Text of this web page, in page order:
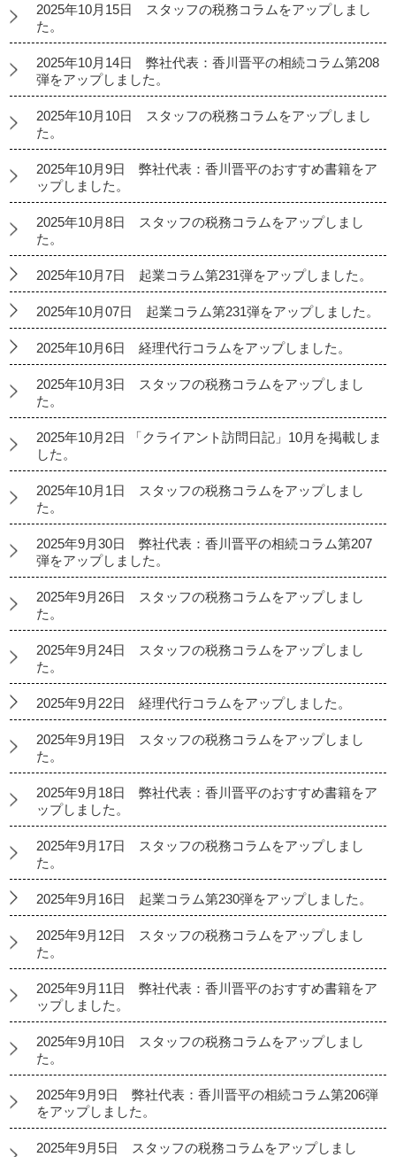
2025年10月15日 スタッフの税務コラムをアップしまし
た。
2025年10月14日 弊社代表：香川晋平の相続コラム第208
弾をアップしました。
2025年10月10日 スタッフの税務コラムをアップしまし
た。
2025年10月9日 弊社代表：香川晋平のおすすめ書籍をア
ップしました。
2025年10月8日 スタッフの税務コラムをアップしまし
た。
2025年10月7日 起業コラム第231弾をアップしました。
2025年10月07日 起業コラム第231弾をアップしました。
2025年10月6日 経理代行コラムをアップしました。
2025年10月3日 スタッフの税務コラムをアップしまし
た。
2025年10月2日 「クライアント訪問日記」10月を掲載しま
した。
2025年10月1日 スタッフの税務コラムをアップしまし
た。
2025年9月30日 弊社代表：香川晋平の相続コラム第207
弾をアップしました。
2025年9月26日 スタッフの税務コラムをアップしまし
た。
2025年9月24日 スタッフの税務コラムをアップしまし
た。
2025年9月22日 経理代行コラムをアップしました。
2025年9月19日 スタッフの税務コラムをアップしまし
た。
2025年9月18日 弊社代表：香川晋平のおすすめ書籍をア
ップしました。
2025年9月17日 スタッフの税務コラムをアップしまし
た。
2025年9月16日 起業コラム第230弾をアップしました。
2025年9月12日 スタッフの税務コラムをアップしまし
た。
2025年9月11日 弊社代表：香川晋平のおすすめ書籍をア
ップしました。
2025年9月10日 スタッフの税務コラムをアップしまし
た。
2025年9月9日 弊社代表：香川晋平の相続コラム第206弾
をアップしました。
2025年9月5日 スタッフの税務コラムをアップしまし